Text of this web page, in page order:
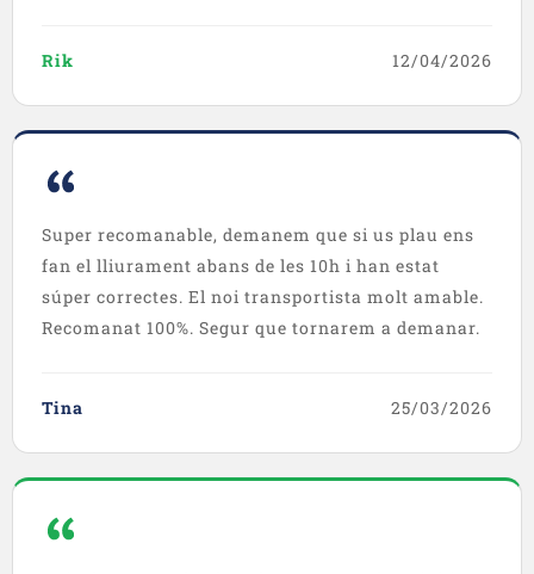
Rik 12/04/2026
Super recomanable, demanem que si us plau ens
fan el lliurament abans de les 10h i han estat
súper correctes. El noi transportista molt amable.
Recomanat 100%. Segur que tornarem a demanar.
Tina 25/03/2026